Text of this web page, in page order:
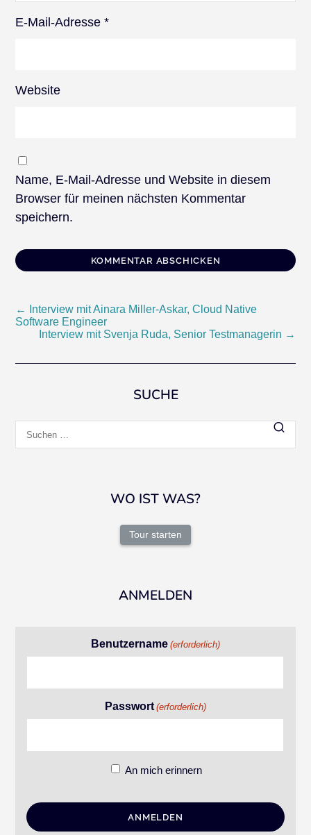
E-Mail-Adresse*
Website
Name, E-Mail-Adresse und Website in diesem
Browser für meinen nächsten Kommentar
speichern.
Beitragsnavigation
←
Interview mit Ainara Miller-Askar, Cloud Native
Software Engineer
Interview mit Svenja Ruda, Senior Testmanagerin →
SUCHE
nach:
WO IST WAS?
Tour starten
ANMELDEN
Benutzername (erforderlich)
Passwort (erforderlich)
An mich erinnern